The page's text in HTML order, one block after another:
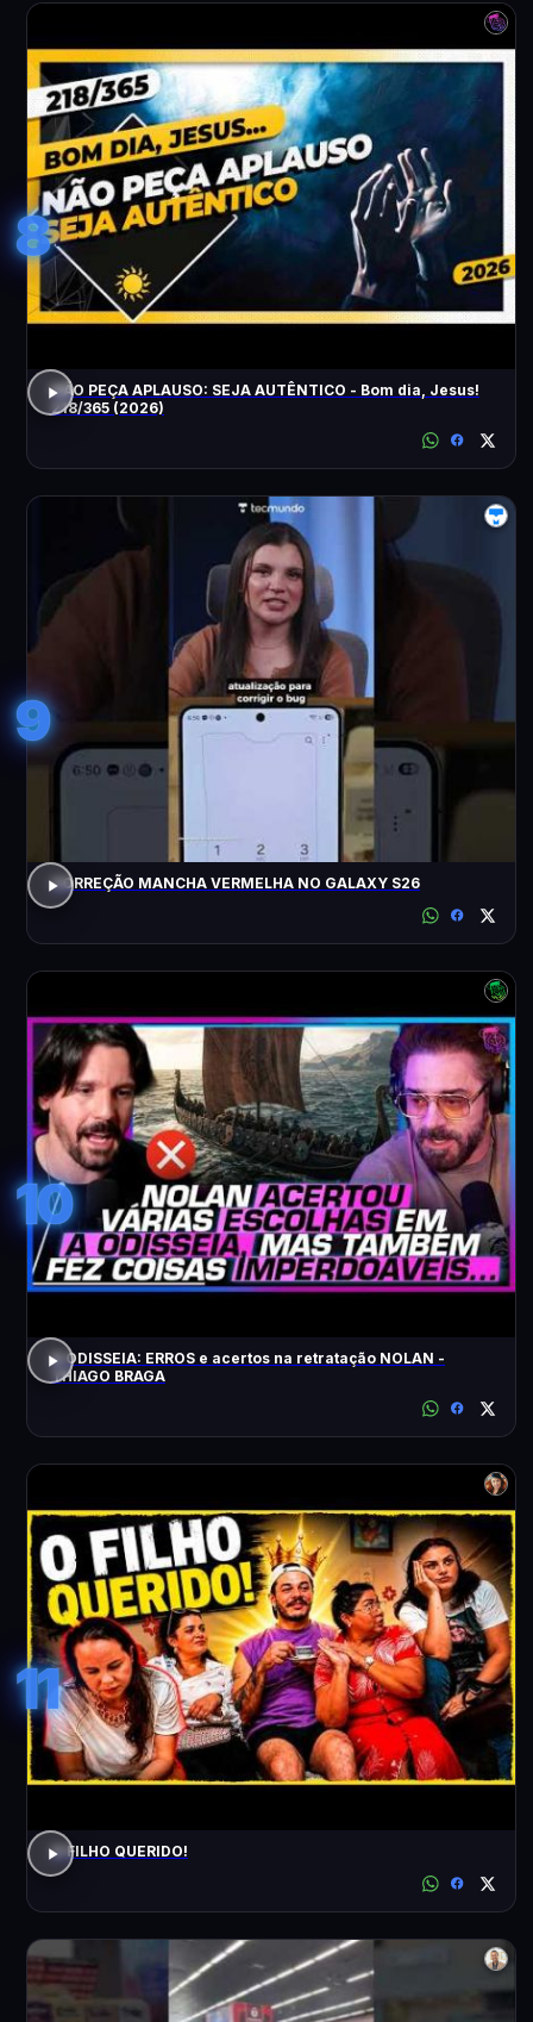
8
NÃO PEÇA APLAUSO: SEJA AUTÊNTICO - Bom dia, Jesus!
218/365 (2026)
9
CORREÇÃO MANCHA VERMELHA NO GALAXY S26
10
A ODISSEIA: ERROS e acertos na retratação NOLAN -
THIAGO BRAGA
11
O FILHO QUERIDO!